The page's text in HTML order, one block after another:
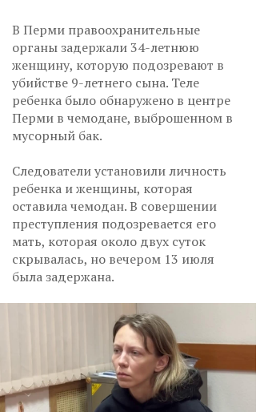
В Перми правоохранительные
органы задержали 34-летнюю
женщину, которую подозревают в
убийстве 9-летнего сына. Теле
ребенка было обнаружено в центре
Перми в чемодане, выброшенном в
мусорный бак.
Следователи установили личность
ребенка и женщины, которая
оставила чемодан. В совершении
преступления подозревается его
мать, которая около двух суток
скрывалась, но вечером 13 июля
была задержана.